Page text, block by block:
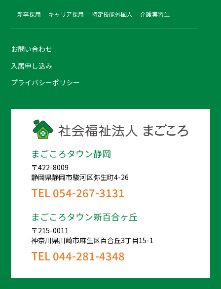
新卒採用 キャリア採用 特定技能外国人 介護実習生
お問い合わせ
入居申し込み
プライバシーポリシー
まごころタウン静岡
〒422-8009
静岡県静岡市駿河区弥生町4-26
TEL054-267-3131
まごころタウン新百合ヶ丘
〒215-0011
神奈川県川崎市麻生区百合丘3丁目15-1
TEL044-281-4348